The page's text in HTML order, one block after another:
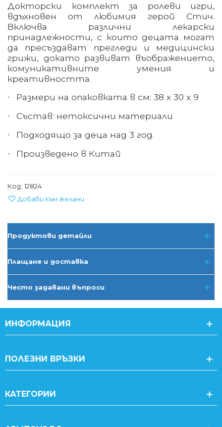
Докторски комплект за ролеви игри,
вдъхновен от любимия герой Стич.
Включва различни лекарски
принадлежности, с които децата могат
да пресъздават прегледи и медицински
грижи, докато развиват въображението,
комуникативните умения и
креативността.
· Размери на опаковката в см: 38 х 30 х 9
· Състав: нетоксични материали
· Подходящо за деца над 3 год.
· Произведено в Китай
Код: 12824
Добави към желани
Продуктови детайли
Плащане и доставка
Често задавани въпроси
ИНФОРМАЦИЯ
ПОЛЕЗНИ ВРЪЗКИ
КАТЕГОРИИ